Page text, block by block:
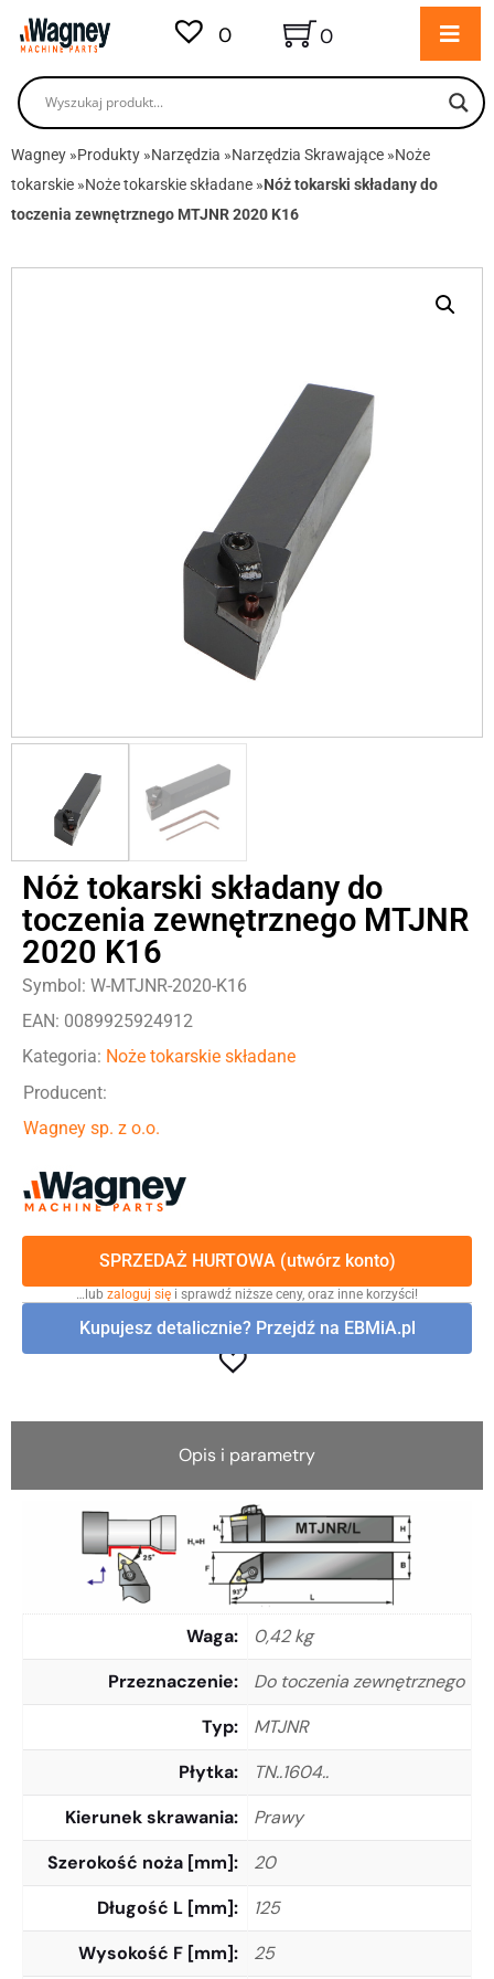
0 0
Wagney »Produkty »Narzędzia »Narzędzia Skrawające »Noże
tokarskie »Noże tokarskie składane »Nóż tokarski składany do
toczenia zewnętrznego MTJNR 2020 K16
Nóż tokarski składany do
toczenia zewnętrznego MTJNR
2020 K16
Symbol: W-MTJNR-2020-K16
EAN: 0089925924912
Kategoria: Noże tokarskie składane
Producent:
Wagney sp. z o.o.
SPRZEDAŻ HURTOWA (utwórz konto)
…lub zaloguj się i sprawdź niższe ceny, oraz inne korzyści!
Kupujesz detalicznie? Przejdź na EBMiA.pl
Opis i parametry
Waga
0,42 kg
Przeznaczenie
Do toczenia zewnętrznego
Typ
MTJNR
Płytka
TN..1604..
Kierunek skrawania
Prawy
Szerokość noża [mm]
20
Długość L [mm]
125
Wysokość F [mm]
25